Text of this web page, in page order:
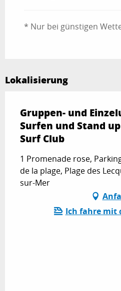
* Nur bei günstigen
Lokalisierung
Gruppen- und
Surfen und Stand up
Surf Club
1 Promenade rose,
de la plage, Plage des
sur-Mer
Ich fahre mit